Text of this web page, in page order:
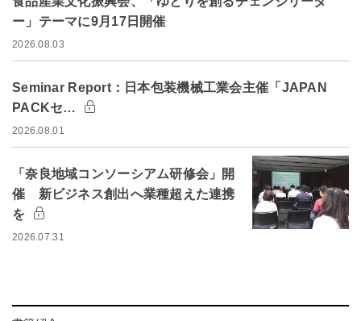
ー」テーマに9月17日開催
2026.08.03
Seminar Report：日本包装機械工業会主催「JAPAN
PACKセ…
2026.08.01
「奈良地域コンソーシアム研修会」開
催 新ビジネス創出へ業種超えた連携
を
2026.07.31